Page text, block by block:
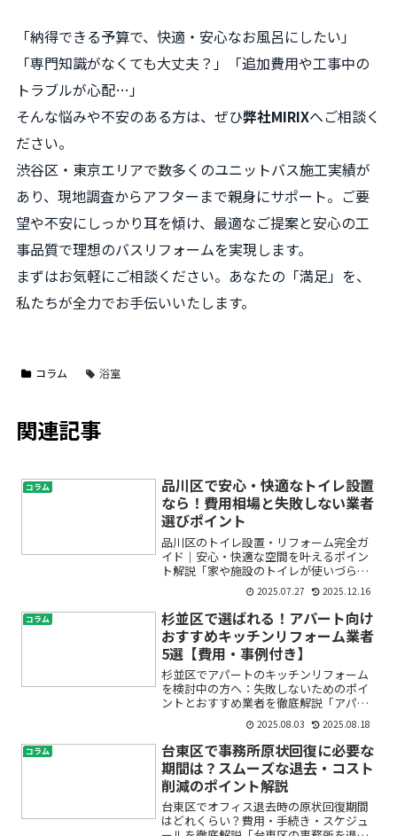
「納得できる予算で、快適・安心なお風呂にしたい」
「専門知識がなくても大丈夫？」「追加費用や工事中の
トラブルが心配…」
そんな悩みや不安のある方は、ぜひ弊社MIRIXへご相談く
ださい。
渋谷区・東京エリアで数多くのユニットバス施工実績が
あり、現地調査からアフターまで親身にサポート。ご要
望や不安にしっかり耳を傾け、最適なご提案と安心の工
事品質で理想のバスリフォームを実現します。
まずはお気軽にご相談ください。あなたの「満足」を、
私たちが全力でお手伝いいたします。
コラム 浴室
関連記事
コラム
品川区で安心・快適なトイレ設置
なら！費用相場と失敗しない業者
選びポイント
品川区のトイレ設置・リフォーム完全ガ
イド｜安心・快適な空間を叶えるポイン
ト解説「家や施設のトイレが使いづら
い」「バリアフリーにしたいけど何から
始めれば良いかわからない」「費用や業
者選びで失敗したくない」──こうした
お悩みをお持ちではありませ...
2025.07.27 2025.12.16
コラム
杉並区で選ばれる！アパート向け
おすすめキッチンリフォーム業者
5選【費用・事例付き】
杉並区でアパートのキッチンリフォーム
を検討中の方へ：失敗しないためのポイ
ントとおすすめ業者を徹底解説「アパー
トのキッチンが古くて使いづらい」「賃
貸物件の価値を高めたいけど、リフォー
ムって難しそう」——そんなお悩みをお
持ちではありませんか？杉...
2025.08.03 2025.08.18
コラム
台東区で事務所原状回復に必要な
期間は？スムーズな退去・コスト
削減のポイント解説
台東区でオフィス退去時の原状回復期間
はどれくらい？費用・手続き・スケジュ